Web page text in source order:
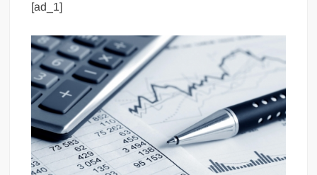
[ad_1]